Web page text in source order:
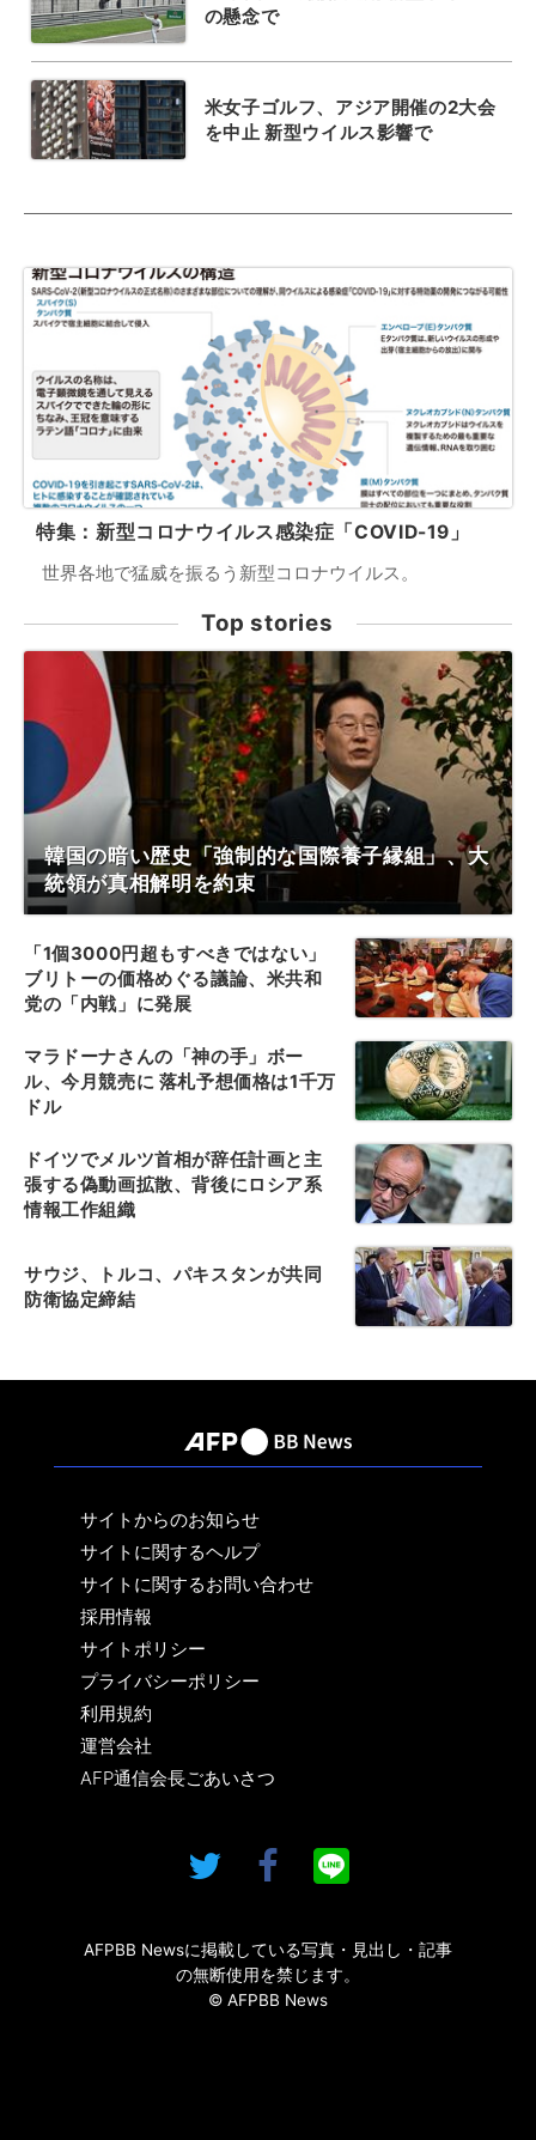
の懸念で
米女子ゴルフ、アジア開催の2大会
を中止 新型ウイルス影響で
特集：新型コロナウイルス感染症「COVID-19」
世界各地で猛威を振るう新型コロナウイルス。
Top stories
韓国の暗い歴史「強制的な国際養子縁組」、大
統領が真相解明を約束
「1個3000円超もすべきではない」
ブリトーの価格めぐる議論、米共和
党の「内戦」に発展
マラドーナさんの「神の手」ボー
ル、今月競売に 落札予想価格は1千万
ドル
ドイツでメルツ首相が辞任計画と主
張する偽動画拡散、背後にロシア系
情報工作組織
サウジ、トルコ、パキスタンが共同
防衛協定締結
サイトからのお知らせ
サイトに関するヘルプ
サイトに関するお問い合わせ
採用情報
サイトポリシー
プライバシーポリシー
利用規約
運営会社
AFP通信会長ごあいさつ
AFPBB Newsに掲載している写真・見出し・記事
の無断使用を禁じます。
© AFPBB News